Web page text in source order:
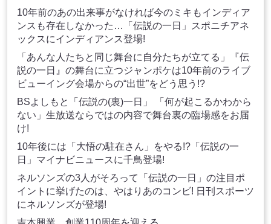
10年前のあの出来事がなければ今のミキもインディア
ンスも存在しなかった…「伝説の一日」スポニチアネ
ックスにインディアンス登場!
「あんな人たちと同じ舞台に自分たちが立てる」『伝
説の一日』の舞台に立つジャンポケは10年前のライブ
ビューイング会場からの“出世”をどう思う!?
BSよしもと「伝説の(裏)一日」 「何が起こるかわから
ない」生放送ならではの内容で舞台裏の臨場感をお届
け!
10年後には「大悟の駐在さん」をやる!?「伝説の一
日」マイナビニュースに千鳥登場!
ネルソンズの3人がそろって「伝説の一日」の注目ポ
イントに挙げたのは、やはりあのコンビ! 日刊スポーツ
にネルソンズが登場!